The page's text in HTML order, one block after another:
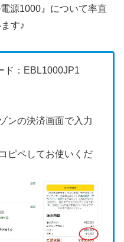
源1000』について率直
す♪
ド：EBL1000JP1
ンの決済画面で入力
ピペしてお使いくだ